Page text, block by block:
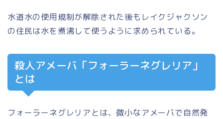
水道水の使用規制が解除された後もレイクジャクソン
の住民は水を煮沸して使うように求められている。
殺人アメーバ「フォーラーネグレリア」
とは
フォーラーネグレリアとは、微小なアメーバで自然発